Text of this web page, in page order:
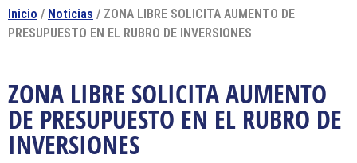
Inicio / Noticias / ZONA LIBRE SOLICITA AUMENTO DE
PRESUPUESTO EN EL RUBRO DE INVERSIONES
ZONA LIBRE SOLICITA AUMENTO
DE PRESUPUESTO EN EL RUBRO DE
INVERSIONES